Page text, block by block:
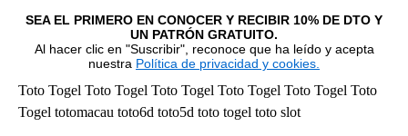
SEA EL PRIMERO EN CONOCER Y RECIBIR 10% DE DTO Y
UN PATRÓN GRATUITO.
Al hacer clic en "Suscribir", reconoce que ha leído y acepta
nuestra Política de privacidad y cookies.
Toto Togel Toto Togel Toto Togel Toto Togel Toto Togel Toto
Togel totomacau toto6d toto5d toto togel toto slot